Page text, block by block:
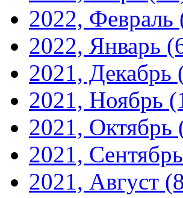
2022, Февраль
2022, Январь
2021, Декабрь
2021, Ноябрь
2021, Октябрь
2021, Сентябрь
2021, Август